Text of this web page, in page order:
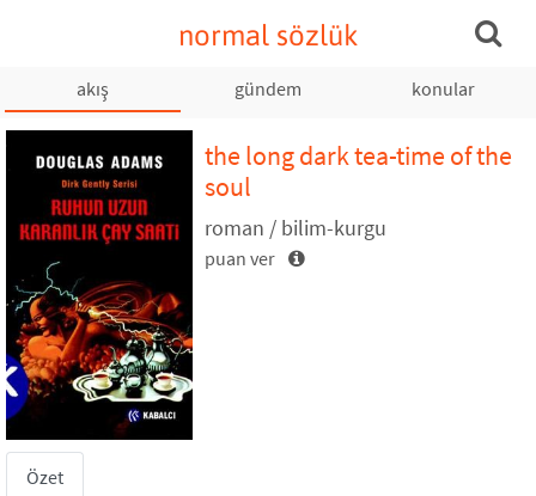
normal sözlük
akış gündem konular
the long dark tea-time of the
soul
roman / bilim-kurgu
puan ver
Özet